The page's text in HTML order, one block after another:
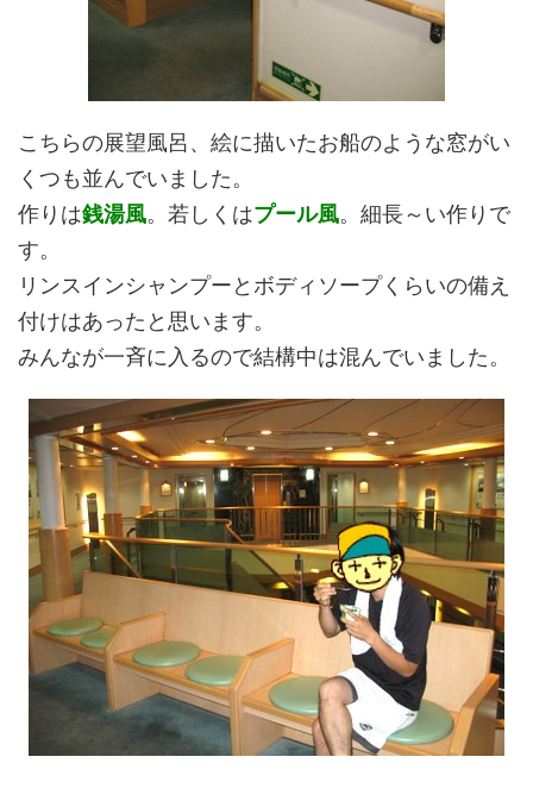
こちらの展望風呂、絵に描いたお船のような窓がい
くつも並んでいました。
作りは銭湯風。若しくはプール風。細長～い作りで
す。
リンスインシャンプーとボディソープくらいの備え
付けはあったと思います。
みんなが一斉に入るので結構中は混んでいました。